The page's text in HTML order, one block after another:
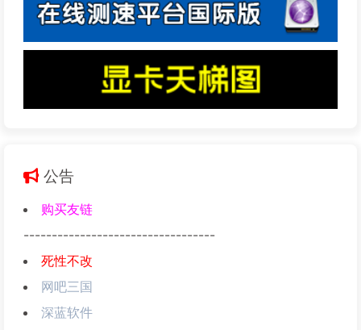
公告
购买友链
----------------------------------
死性不改
网吧三国
深蓝软件